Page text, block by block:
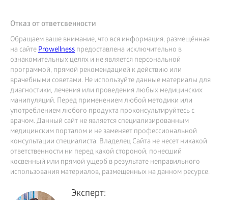
Отказ от ответсвенности
Обращаем ваше внимание, что вся информация, размещённая
на сайтеProwellness предоставлена исключительно в
ознакомительных целях и не является персональной
программой, прямой рекомендацией к действию или
врачебными советами. Не используйте данные материалы для
диагностики, лечения или проведения любых медицинских
манипуляций. Перед применением любой методики или
употреблением любого продукта проконсультируйтесь с
врачом. Данный сайт не является специализированным
медицинским порталом и не заменяет профессиональной
консультации специалиста. Владелец Сайта не несет никакой
ответственности ни перед какой стороной, понесший
косвенный или прямой ущерб в результате неправильного
использования материалов, размещенных на данном ресурсе.
Эксперт: